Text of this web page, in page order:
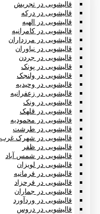
قالیشویی در تجریش
قالیشویی در درکه
قالیشویی در الهیه
قالیشویی در کامرانیه
قالیشویی در مرزداران
قالیشویی در نیاوران
قالیشویی در جردن
قالیشویی در پونک
قالیشویی در ولنجک
قالیشویی در وحیدیه
قالیشویی در زعفرانیه
قالیشویی در ونک
قالیشویی در قلهک
قالیشویی در محمودیه
قالیشویی در طرشت
قالیشویی در شهرک غرب
قالیشویی در ظفر
قالیشویی در شمس آباد
قالیشویی در لویزان
قالیشویی در فرمانیه
قالیشویی در فرحزاد
قالیشویی در جماران
قالیشویی در وردآورد
قالیشویی در دروس